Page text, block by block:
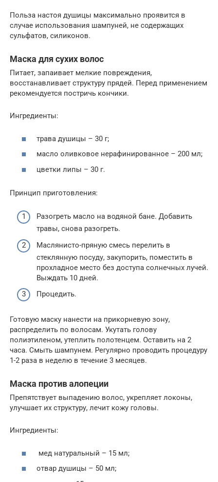
Польза настоя душицы максимально проявится в
случае использования шампуней, не содержащих
сульфатов, силиконов.
Маска для сухих волос
Питает, запаивает мелкие повреждения,
восстанавливает структуру прядей. Перед применением
рекомендуется постричь кончики.
Ингредиенты:
трава душицы – 30 г;
масло оливковое нерафинированное – 200 мл;
цветки липы – 30 г.
Принцип приготовления:
Разогреть масло на водяной бане. Добавить
травы, снова разогреть.
Маслянисто-пряную смесь перелить в
стеклянную посуду, закупорить, поместить в
прохладное место без доступа солнечных лучей.
Выждать 10 дней.
Процедить.
Готовую маску нанести на прикорневую зону,
распределить по волосам. Укутать голову
полиэтиленом, утеплить полотенцем. Оставить на 2
часа. Смыть шампунем. Регулярно проводить процедуру
1-2 раза в неделю в течение 3 месяцев.
Маска против алопеции
Препятствует выпадению волос, укрепляет локоны,
улучшает их структуру, лечит кожу головы.
Ингредиенты:
мед натуральный – 15 мл;
отвар душицы – 50 мл;